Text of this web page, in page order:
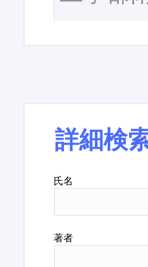
詳細検
氏名
著者